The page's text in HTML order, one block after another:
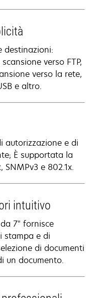
destinazioni:
verso FTP,
verso la rete,
e altro.
autorizzazione e di
È supportata la
SNMPv3 e 802.1x.
intuitivo
7" fornisce
stampa e di
di documenti
un documento.